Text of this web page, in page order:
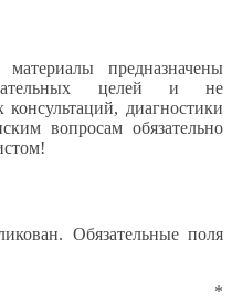
предназначены
целей и не
диагностики
вопросам обязательно
Обязательные поля
*